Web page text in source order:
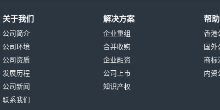
关于我们
公司简介
公司环境
公司资质
发展历程
公司新闻
联系我们
解决方案
企业重组
合并收购
企业融资
公司上市
知识产权
帮
香港
国外
商标
内资